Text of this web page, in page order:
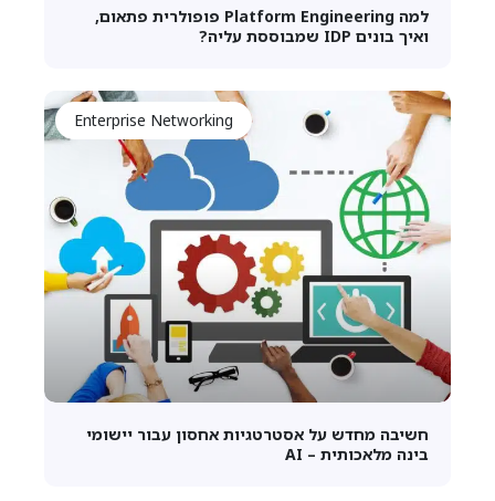
למה Platform Engineering פופולרית פתאום,
ואיך בונים IDP שמבוססת עליה?
Enterprise Networking
חשיבה מחדש על אסטרטגיות אחסון עבור יישומי
בינה מלאכותית – AI